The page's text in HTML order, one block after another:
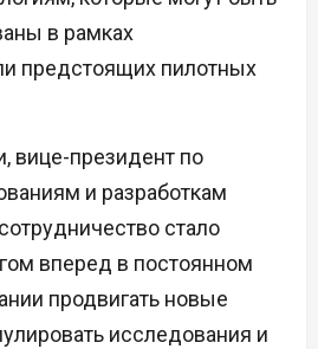
в рамках
предстоящих пилотных
вице-президент по
и разработкам
стало
вперед в постоянном
продвигать новые
исследования и